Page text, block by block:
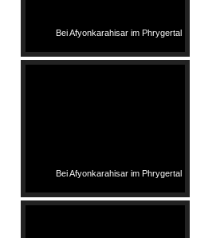
Bei Afyonkarahisar im Phrygertal
Bei Afyonkarahisar im Phrygertal